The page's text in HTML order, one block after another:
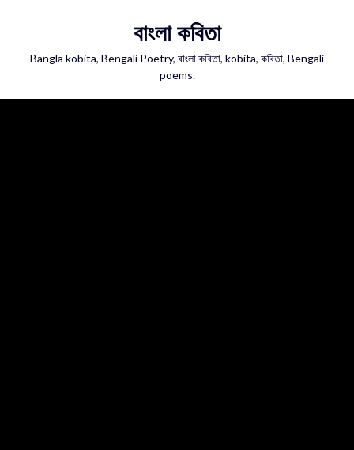
বাংলা কবিতা
Bangla kobita, Bengali Poetry, বাংলা কবিতা, kobita, কবিতা, Bengali
poems.